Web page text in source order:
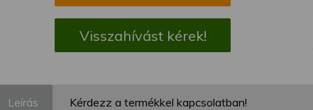
Visszahívást kérek!
Leírás Kérdezz a termékkel kapcsolatban!